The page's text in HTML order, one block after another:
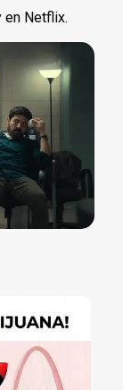
en Netflix.